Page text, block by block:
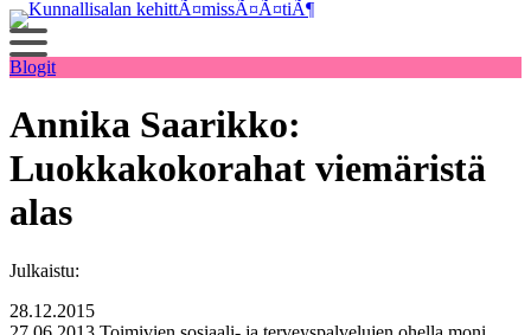
Siirry
sisältöön
Blogit
Annika Saarikko:
Luokkakokorahat viemäristä
alas
Julkaistu:
28.12.2015